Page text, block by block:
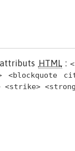
HTML:
<strike>